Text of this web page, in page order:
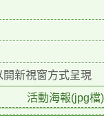
新視窗方式呈現
活動海報(jpg檔)